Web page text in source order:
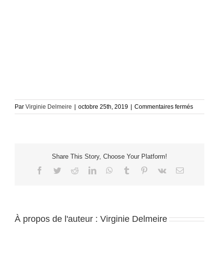
Par Virginie Delmeire | octobre 25th, 2019 | Commentaires ferméssur
Share This Story, Choose Your Platform!
Facebook
TwitterRedditLinkedInWhatsApp
Tumblr Pinterest
Vk Email
À propos de l'auteur : Virginie Delmeire